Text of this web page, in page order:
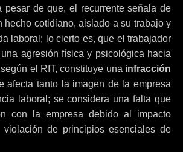
pesar de que, el recurrente señala de
hecho cotidiano, aislado a su trabajo y
laboral; lo cierto es, que el trabajador
agresión física y psicológica hacia
el RIT, constituye una infracción
afecta tanto la imagen de la empresa
laboral; se considera una falta que
con la empresa debido al impacto
de principios esenciales de